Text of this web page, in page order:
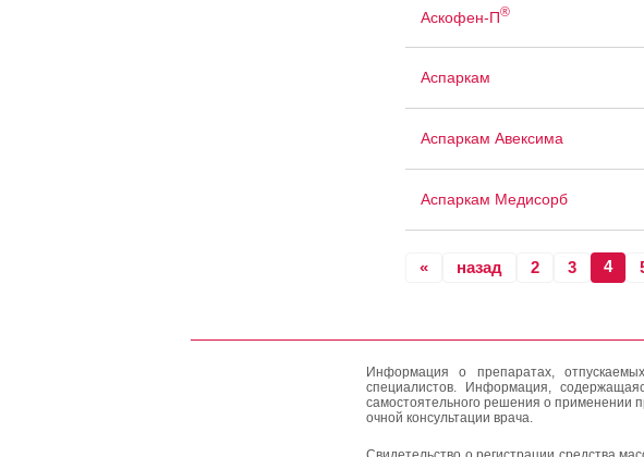
Аскофен-П®
Аспаркам
Аспаркам Авексима
Аспаркам Медисорб
« назад 2 3 4
Информация о препаратах,
специалистов. Информация,
самостоятельного решения о применении
очной консультации врача.